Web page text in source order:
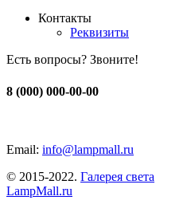
Контакты
Реквизиты
Есть вопросы? Звоните!
8 (000) 000-00-00
Email: info@lampmall.ru
© 2015-2022. Галерея света
LampMall.ru